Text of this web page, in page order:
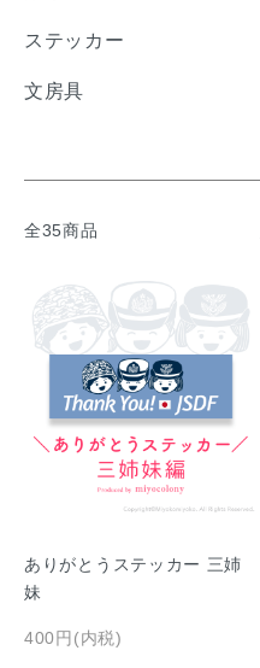
ステッカー
文房具
全35商品
ありがとうステッカー 三姉
妹
400円(内税)